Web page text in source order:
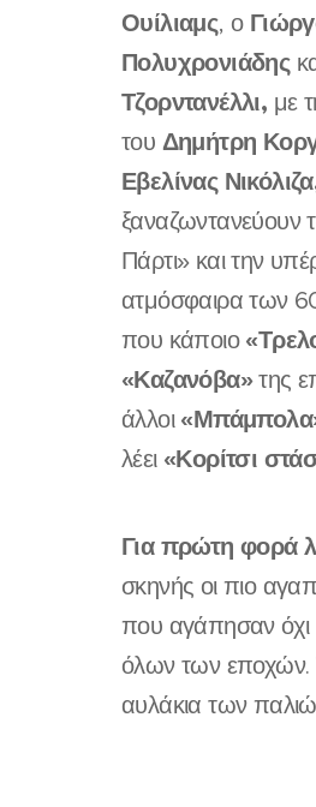
Ουίλιαμς, ο
Πολυχρονιάδης
Τζορντανέλλι, με
του Δημήτρη
Εβελίνας
ξαναζωντανεύουν
Πάρτι» και την
ατμόσφαιρα των
που κάποιο
«Καζανόβα»της
άλλοι
λέει «Κορίτσι
Για πρώτη φορά
σκηνής οι πιο
που αγάπησαν όχι
όλων των εποχών.
αυλάκια των